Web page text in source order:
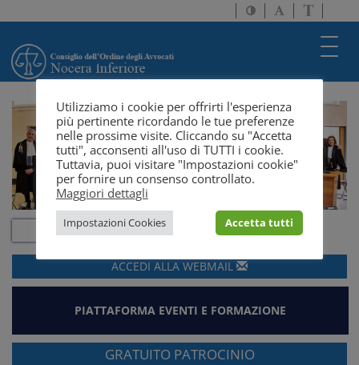
Attiva/disattiva
alto
Attiva/
dimensione
a
solo
ACCEDI ALLA WEBMAIL
PIATTAFORMA EVENTI E FORMAZIONE
GRATUITO PATROCINIO
Utilizziamo i cookie per offrirti l'esperienza
più pertinente ricordando le tue preferenze
nelle prossime visite. Cliccando su "Accetta
tutti", acconsenti all'uso di TUTTI i cookie.
Tuttavia, puoi visitare "Impostazioni cookie"
per fornire un consenso controllato.
Maggiori dettagli
Impostazioni Cookies Accetta tutti